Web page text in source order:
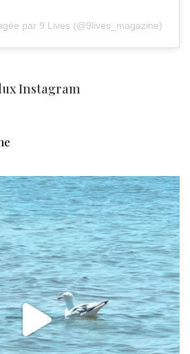
par 9 Lives (@9lives_magazine)
Instagram